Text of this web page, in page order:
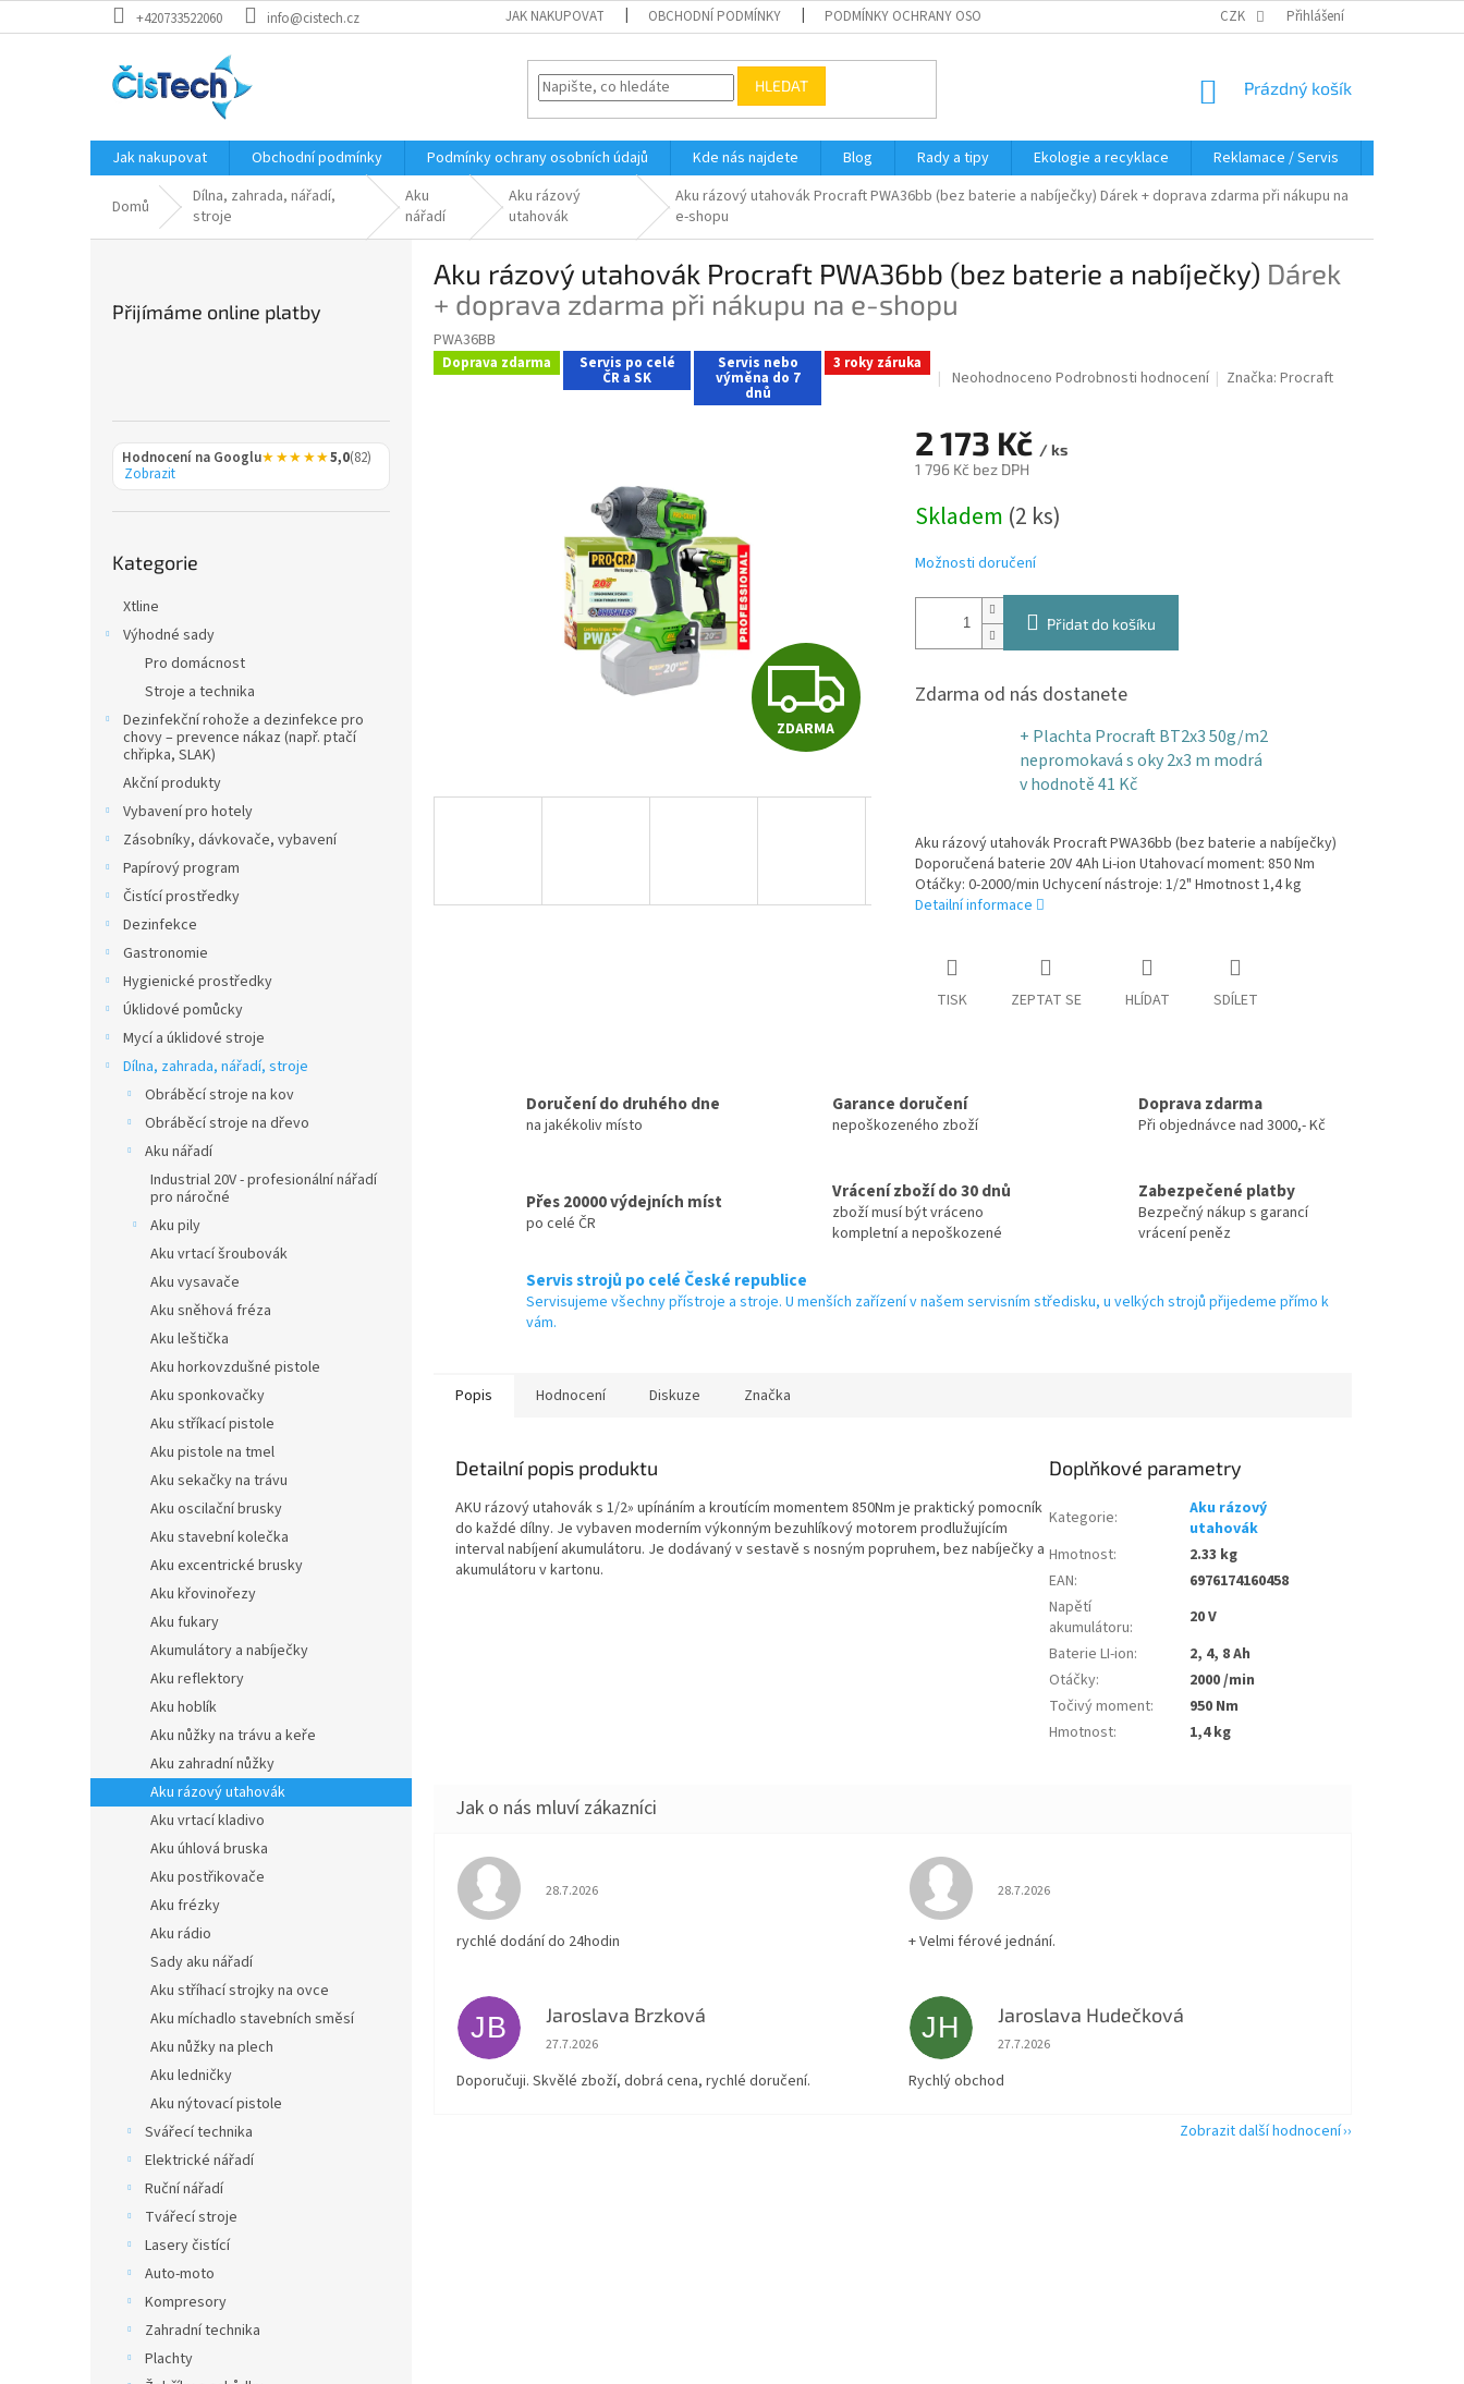
na
+420733522060 info@cistech.cz JAK NAKUPOVAT OBCHODNÍ PODMÍNKY PODMÍNKY OCHRANY OSOBNÍCH ÚDAJŮ CZK Přihlášení
HLEDAT
NÁKUPNÍ
Prázdný košík
Jak nakupovat Obchodní podmínky Podmínky ochrany osobních údajů Kde nás najdete Blog Rady a tipy Ekologie a recyklace Reklamace / Servis
Domů
Dílna, zahrada, nářadí,
stroje
Aku
nářadí
Aku rázový
utahovák
Aku rázový utahovák Procraft PWA36bb (bez baterie a nabíječky)Dárek + doprava zdarma při nákupu na
e-shopu
Přijímáme online platby
Hodnocení na Googlu★★★★★5,0(82)
Zobrazit
kategorie
Kategorie
Xtline
Výhodné sady
Pro domácnost
Stroje a technika
Dezinfekční rohože a dezinfekce pro
chovy – prevence nákaz (např. ptačí
chřipka, SLAK)
Akční produkty
Vybavení pro hotely
Zásobníky, dávkovače, vybavení
Papírový program
Čistící prostředky
Dezinfekce
Gastronomie
Hygienické prostředky
Úklidové pomůcky
Mycí a úklidové stroje
Dílna, zahrada, nářadí, stroje
Obráběcí stroje na kov
Obráběcí stroje na dřevo
Aku nářadí
Industrial 20V - profesionální nářadí
pro náročné
Aku pily
Aku vrtací šroubovák
Aku vysavače
Aku sněhová fréza
Aku leštička
Aku horkovzdušné pistole
Aku sponkovačky
Aku stříkací pistole
Aku pistole na tmel
Aku sekačky na trávu
Aku oscilační brusky
Aku stavební kolečka
Aku excentrické brusky
Aku křovinořezy
Aku fukary
Akumulátory a nabíječky
Aku reflektory
Aku hoblík
Aku nůžky na trávu a keře
Aku zahradní nůžky
Aku rázový utahovák
Aku vrtací kladivo
Aku úhlová bruska
Aku postřikovače
Aku frézky
Aku rádio
Sady aku nářadí
Aku stříhací strojky na ovce
Aku míchadlo stavebních směsí
Aku nůžky na plech
Aku ledničky
Aku nýtovací pistole
Svářecí technika
Elektrické nářadí
Ruční nářadí
Tvářecí stroje
Lasery čistící
Auto-moto
Kompresory
Zahradní technika
Plachty
Aku rázový utahovák Procraft PWA36bb (bez baterie a nabíječky) Dárek
+ doprava zdarma při nákupu na e-shopu
PWA36BB
Doprava zdarma Servis po celé
ČR a SK
Servis nebo
výměna do 7
dnů
3 roky záruka
Průměrné
je
0,0
z
hvězdiček.
Neohodnoceno Podrobnosti hodnocení Značka:Procraft
Z
D
R
ZDARMA
2 173 Kč / ks
1 796 Kč bez DPH
cena:
Skladem (2 ks)
Možnosti doručení
Přidat do košíku
Zdarma od nás dostanete
+ Plachta Procraft BT2x3 50g/m2
nepromokavá s oky 2x3 m modrá
v hodnotě 41 Kč
Aku rázový utahovák Procraft PWA36bb (bez baterie a nabíječky)
Doporučená baterie 20V 4Ah Li-ion Utahovací moment: 850 Nm
Otáčky: 0-2000/min Uchycení nástroje: 1/2" Hmotnost 1,4 kg
Detailní informace
TISK ZEPTAT SE HLÍDAT SDÍLET
Doručení do druhého dne
na jakékoliv místo
Garance doručení
nepoškozeného zboží
Doprava zdarma
Při objednávce nad 3000,- Kč
Přes 20000 výdejních míst
po celé ČR
Vrácení zboží do 30 dnů
zboží musí být vráceno
kompletní a nepoškozené
Zabezpečené platby
Bezpečný nákup s garancí
vrácení peněz
Servis strojů po celé České republice
Servisujeme všechny přístroje a stroje. U menších zařízení v našem servisním středisku, u velkých strojů přijedeme přímo k
vám.
Popis Hodnocení Diskuze Značka
Detailní popis produktu
AKU rázový utahovák s 1/2» upínáním a kroutícím momentem 850Nm je praktický pomocník
do každé dílny. Je vybaven moderním výkonným bezuhlíkový motorem prodlužujícím
interval nabíjení akumulátoru. Je dodávaný v sestavě s nosným popruhem, bez nabíječky a
akumulátoru v kartonu.
Doplňkové parametry
Kategorie:
Aku rázový
utahovák
Hmotnost:
2.33 kg
EAN:
6976174160458
Napětí
akumulátoru:
20 V
Baterie LI-ion:
2, 4, 8 Ah
Otáčky:
2000 /min
Točivý moment:
950 Nm
Hmotnost: 1,4 kg
Hodnocení obchodu je 5 z 5 hvězdiček.
28.7.2026
rychlé dodání do 24hodin
Hodnocení obchodu je 5 z 5 hvězdiček.
28.7.2026
+ Velmi férové jednání.
JB Jaroslava Brzková
Hodnocení obchodu je 5 z 5 hvězdiček.
27.7.2026
Doporučuji. Skvělé zboží, dobrá cena, rychlé doručení.
JH Jaroslava Hudečková
Hodnocení obchodu je 5 z 5 hvězdiček.
27.7.2026
Rychlý obchod
Zobrazit další hodnocení